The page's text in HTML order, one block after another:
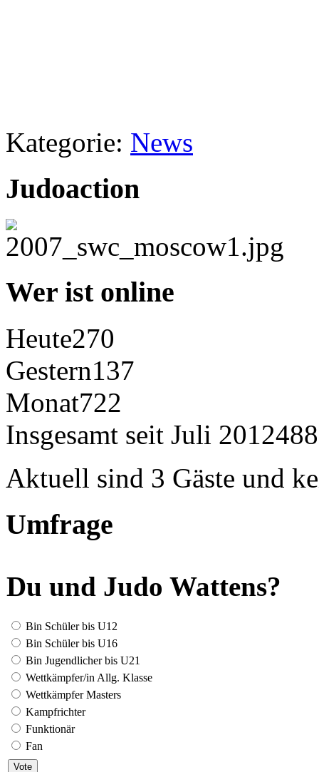
Kategorie: News
Judoaction
Wer ist online
Heute270
Gestern137
Monat722
Insgesamt seit Juli 2012
Aktuell sind 3 Gäste und
Umfrage
Du und Judo Wattens?
Bin Schüler bis U12
Bin Schüler bis U16
Bin Jugendlicher bis U21
Wettkämpfer/in Allg. Klasse
Wettkämpfer Masters
Kampfrichter
Funktionär
Fan